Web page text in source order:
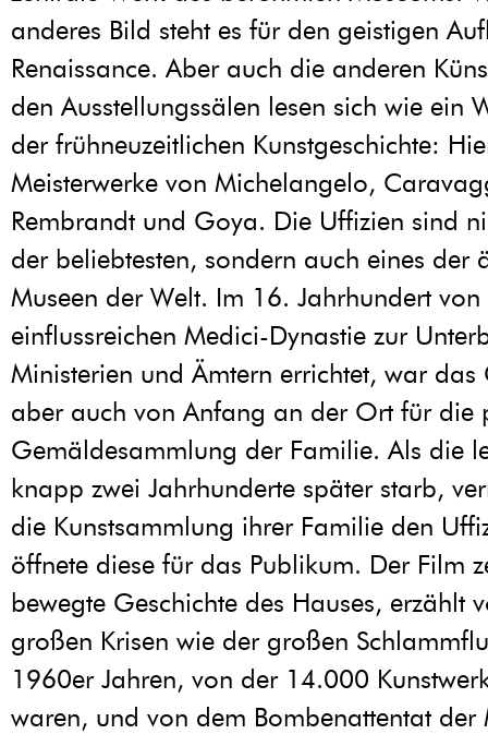
anderes Bild steht es für den geistigen
Renaissance. Aber auch die anderen
den Ausstellungssälen lesen sich wie ein
der frühneuzeitlichen Kunstgeschichte:
Meisterwerke von Michelangelo,
Rembrandt und Goya. Die Uffizien sind
der beliebtesten, sondern auch eines der
Museen der Welt. Im 16. Jahrhundert von
einflussreichen Medici-Dynastie zur
Ministerien und Ämtern errichtet, war das
aber auch von Anfang an der Ort für die
Gemäldesammlung der Familie. Als die
knapp zwei Jahrhunderte später starb,
die Kunstsammlung ihrer Familie den
öffnete diese für das Publikum. Der Film
bewegte Geschichte des Hauses, erzählt
großen Krisen wie der großen
1960er Jahren, von der 14.000
waren, und von dem Bombenattentat